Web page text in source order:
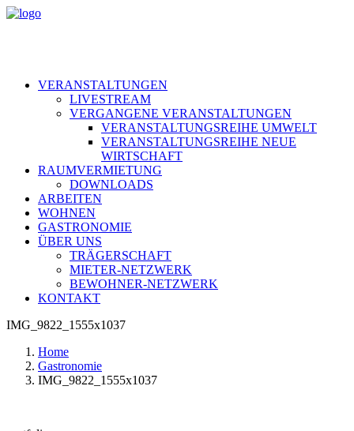
VERANSTALTUNGEN
LIVESTREAM
VERGANGENE VERANSTALTUNGEN
VERANSTALTUNGSREIHE UMWELT
VERANSTALTUNGSREIHE NEUE
WIRTSCHAFT
RAUMVERMIETUNG
DOWNLOADS
ARBEITEN
WOHNEN
GASTRONOMIE
ÜBER UNS
TRÄGERSCHAFT
MIETER-NETZWERK
BEWOHNER-NETZWERK
KONTAKT
IMG_9822_1555x1037
Home
Gastronomie
IMG_9822_1555x1037